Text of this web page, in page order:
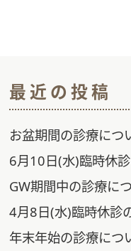
最近の投稿
お盆期間の診療につ
6月10日(水)臨時休
GW期間中の診療に
4月8日(水)臨時休診
年末年始の診療につ